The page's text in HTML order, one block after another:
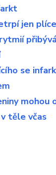
jen
se
mohou
těle včas